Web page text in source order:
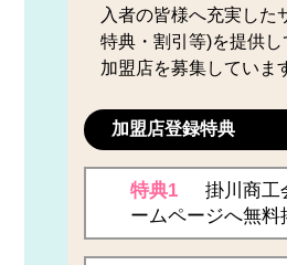
入者の皆様へ充実した
特典・割引等)を提供し
加盟店を募集していま
加盟店登録特典
特典1
掛川商工
ームページへ無料